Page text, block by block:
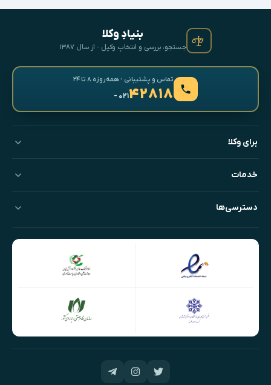
بنیادِ وکلا
جستجو، بررسی و انتخابِ وکیل · از سال ۱۳۸۷
تماس و پشتیبانی · همه‌روزه ۸ تا ۲۴
۴۲۸۱۸- ۰۲۱
برای وکلا
خدمات
دسترسی‌ها